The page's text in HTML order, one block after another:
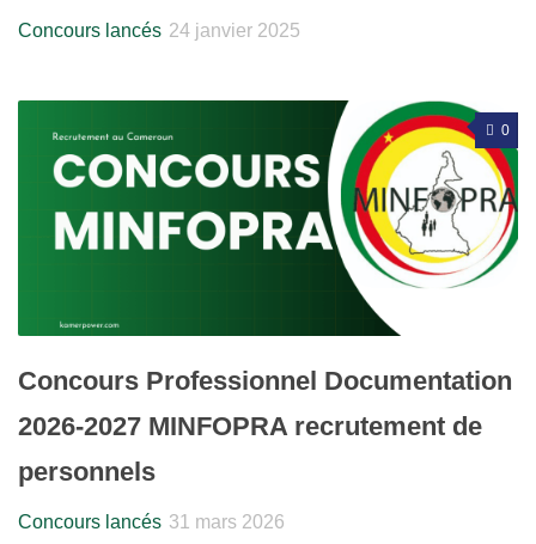
Concours lancés 24 janvier 2025
0
Concours Professionnel Documentation
2026-2027 MINFOPRA recrutement de
personnels
Concours lancés 31 mars 2026